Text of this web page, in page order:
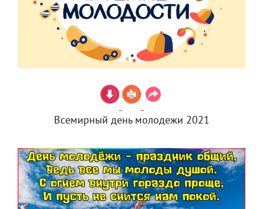
Всемирный день молодежи 2021